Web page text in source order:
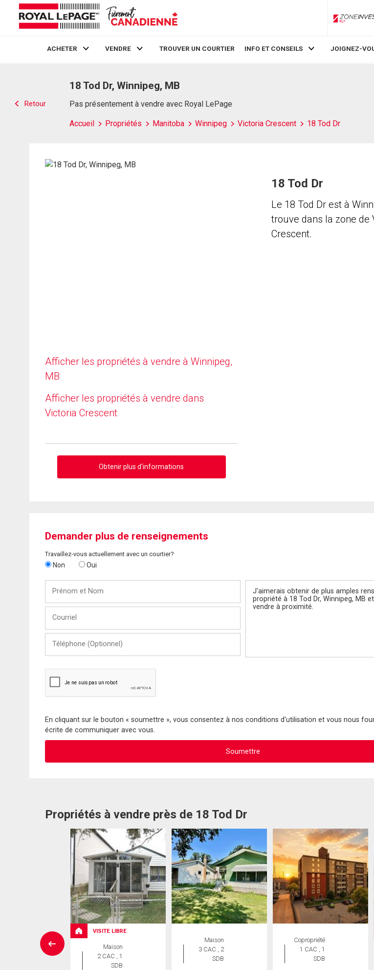
ACHETER VENDRE TROUVER UN COURTIER INFO ET CONSEILS JOIGNEZ-
Retour
18 Tod Dr, Winnipeg, MB
Pas présentement à vendre avec Royal LePage
Accueil Propriétés Manitoba Winnipeg Victoria Crescent 18 Tod Dr
Afficher les propriétés à vendre à Winnipeg,
MB
Afficher les propriétés à vendre dans
Victoria Crescent
Obtenir plus d'informations
18 Tod Dr
Le 18 Tod Dr est à
trouve dans la zone de
Crescent.
Demander plus de renseignements
Travaillez-vous actuellement avec un courtier?
Non Oui
Nom
(Optionnel)
En cliquant sur le bouton « soumettre », vous consentez à nos conditions d'utilisation et vous nous
écrite de communiquer avec vous.
Propriétés à vendre près de 18 Tod Dr
VISITE LIBRE
Maison
2 CAC , 1
SDB
Maison
3 CAC , 2
SDB
Copropriété
1 CAC , 1
SDB